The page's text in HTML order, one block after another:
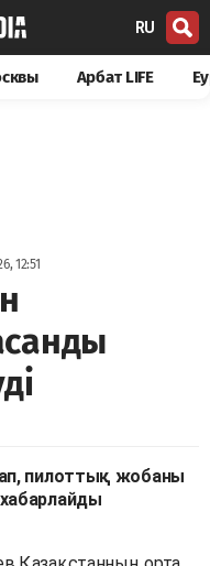
RU
Арбат LIFE
12:51
пилоттық жобаны